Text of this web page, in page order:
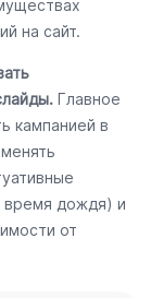
на сайт.
Главное
кампанией в
время дождя) и
от